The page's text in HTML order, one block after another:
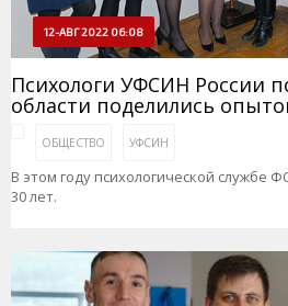
12-АВГ 2022 06:08
Психологи УФСИН России
области поделились
ОБЩЕСТВО УФСИН
В этом году психологической службе
30 лет.